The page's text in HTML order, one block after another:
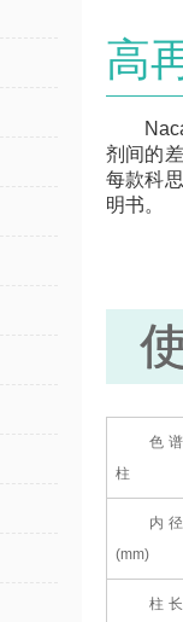
高
剂间的
每款科
明书。
色谱
柱
内径
(mm)
柱长